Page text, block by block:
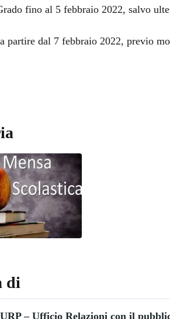
fino al 5 febbraio 2022, salvo
partire dal 7 febbraio 2022, previo
di
URP – Ufficio Relazioni con il